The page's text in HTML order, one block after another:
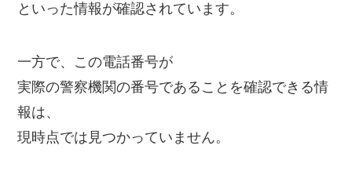
といった情報が確認されています。
一方で、この電話番号が
実際の警察機関の番号であることを確認できる情
報は、
現時点では見つかっていません。